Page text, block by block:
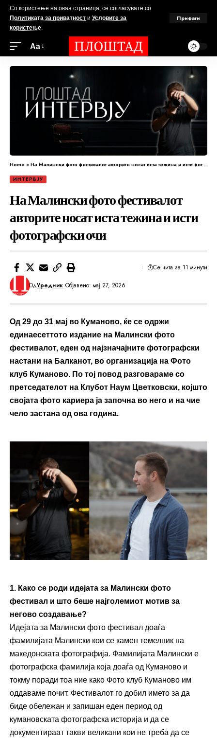
Со користење на оваа страница, се согласувате со
Политиката за приватност и Условите за
користење.
Прифати
Аа
Home»На Малински фото фестивалот авторите носат иста тежина и исти фотографски очи
ИНТЕРВЈУ
На Малински фото фестивалот
авторите носат иста тежина и исти
фотографски очи
ОдУредник Објавено: мај 27, 2026
Се чита за 11 минути
Од 29 до 31 мај во Куманово, ќе се одржи
единаесеттото издание на Малински фото
фестивалот, еден од најзначајните фотографски
настани на Балканот, во организација на Фото
клуб Куманово. По тој повод разговараме со
претседателот на Клубот Наум Цветковски, којшто
својата фото кариера ја започна во него и на чие
чело застана од ова година.
1. Како се роди идејата за Малински фото
фестивал и што беше најголемиот мотив за
негово создавање?
Идејата за Малински фото фестивал доаѓа
фамилијата Малински кои се камен темелник на
македонската фотографија. Фамилијата Малински е
фотографска фамилија која доаѓа од Куманово и
токму поради тоа ние како Фото клуб Куманово им
оддаваме почит. Фестивалот го добил името за да
биде обележан и запишан еден период од
кумановската фотографска историја и да се
документираат такви великани кои не треба да се